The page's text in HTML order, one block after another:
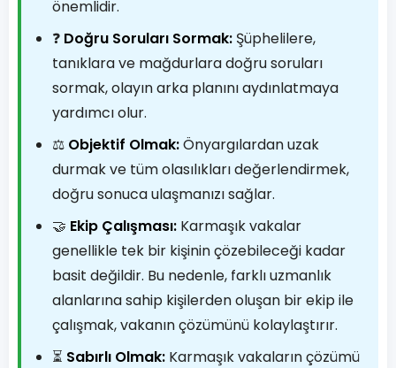
önemlidir.
❓ Doğru Soruları Sormak: Şüphelilere,
tanıklara ve mağdurlara doğru soruları
sormak, olayın arka planını aydınlatmaya
yardımcı olur.
⚖️ Objektif Olmak:Önyargılardan uzak
durmak ve tüm olasılıkları değerlendirmek,
doğru sonuca ulaşmanızı sağlar.
🤝 Ekip Çalışması: Karmaşık vakalar
genellikle tek bir kişinin çözebileceği kadar
basit değildir. Bu nedenle, farklı uzmanlık
alanlarına sahip kişilerden oluşan bir ekip ile
çalışmak, vakanın çözümünü kolaylaştırır.
⏳ Sabırlı Olmak: Karmaşık vakaların çözümü